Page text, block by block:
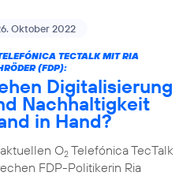
Oktober 2022
TECTALK MIT RIA
(FDP):
Digitalisierung
Nachhaltigkeit
in Hand?
O2Telefónica TecTalk
FDP-Politikerin Ria